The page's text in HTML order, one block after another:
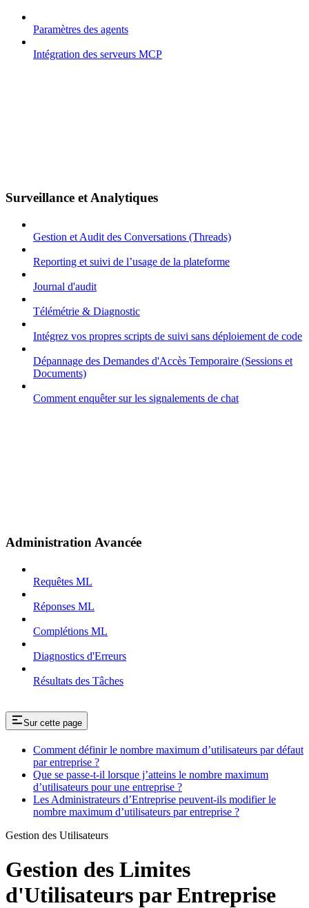
Paramètres des agents
Intégration des serveurs MCP
Surveillance et Analytiques
Gestion et Audit des Conversations (Threads)
Reporting et suivi de l’usage de la plateforme
Journal d'audit
Télémétrie & Diagnostic
Intégrez vos propres scripts de suivi sans déploiement de code
Dépannage des Demandes d'Accès Temporaire (Sessions et
Documents)
Comment enquêter sur les signalements de chat
Administration Avancée
Requêtes ML
Réponses ML
Complétions ML
Diagnostics d'Erreurs
Résultats des Tâches
Sur cette page
Comment définir le nombre maximum d’utilisateurs par défaut
par entreprise ?
Que se passe-t-il lorsque j’atteins le nombre maximum
d’utilisateurs pour une entreprise ?
Les Administrateurs d’Entreprise peuvent-ils modifier le
nombre maximum d’utilisateurs par entreprise ?
Gestion des Utilisateurs
Gestion des Limites
d'Utilisateurs par Entreprise